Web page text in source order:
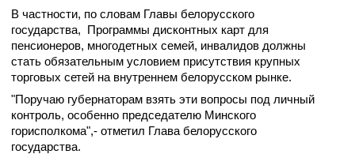
В частности, по словам Главы белорусского
государства, Программы дисконтных карт для
пенсионеров, многодетных семей, инвалидов должны
стать обязательным условием присутствия крупных
торговых сетей на внутреннем белорусском рынке.
"Поручаю губернаторам взять эти вопросы под личный
контроль, особенно председателю Минского
горисполкома",- отметил Глава белорусского
государства.